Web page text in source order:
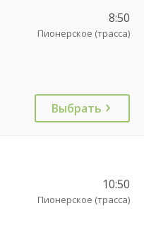
8:50
Пионерское (трасса)
Выбрать
10:50
Пионерское (трасса)